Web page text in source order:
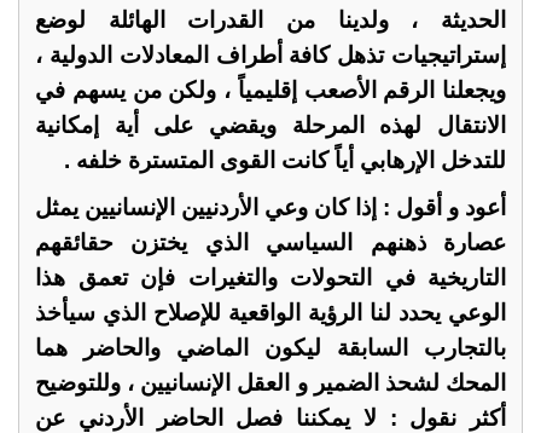
الحديثة ، ولدينا من القدرات الهائلة لوضع
إستراتيجيات تذهل كافة أطراف المعادلات الدولية ،
ويجعلنا الرقم الأصعب إقليمياً ، ولكن من يسهم في
الانتقال لهذه المرحلة ويقضي على أية إمكانية
للتدخل الإرهابي أياً كانت القوى المتسترة خلفه .
أعود و أقول : إذا كان وعي الأردنيين الإنسانيين يمثل
عصارة ذهنهم السياسي الذي يختزن حقائقهم
التاريخية في التحولات والتغيرات فإن تعمق هذا
الوعي يحدد لنا الرؤية الواقعية للإصلاح الذي سيأخذ
بالتجارب السابقة ليكون الماضي والحاضر هما
المحك لشحذ الضمير و العقل الإنسانيين ، وللتوضيح
أكثر نقول : لا يمكننا فصل الحاضر الأردني عن